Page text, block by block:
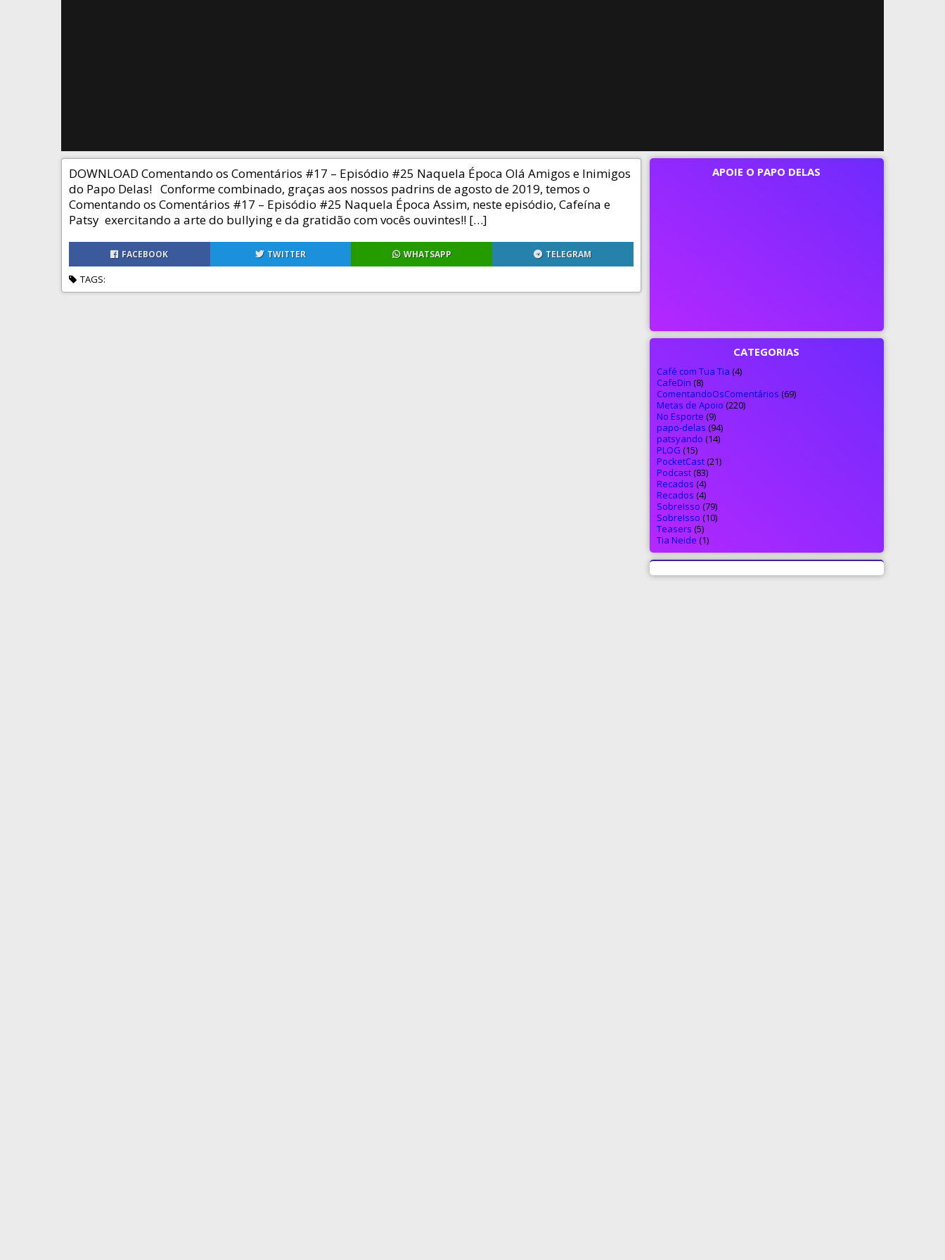
DOWNLOAD Comentando os Comentários #17 – Episódio #25 Naquela Época Olá Amigos e Inimigos
do Papo Delas! Conforme combinado, graças aos nossos padrins de agosto de 2019, temos o
Comentando os Comentários #17 – Episódio #25 Naquela Época Assim, neste episódio, Cafeína e
Patsy exercitando a arte do bullying e da gratidão com vocês ouvintes!! […]
FACEBOOK TWITTER WHATSAPP TELEGRAM
TAGS:
APOIE O PAPO DELAS
CATEGORIAS
Café com Tua Tia (4)
CafeDin (8)
ComentandoOsComentários (69)
Metas de Apoio (220)
No Esporte (9)
papo-delas (94)
patsyando (14)
PLOG (15)
PocketCast(21)
Podcast(83)
Recados (4)
Recados (4)
SobreIsso (79)
SobreIsso (10)
Teasers (5)
Tia Neide (1)